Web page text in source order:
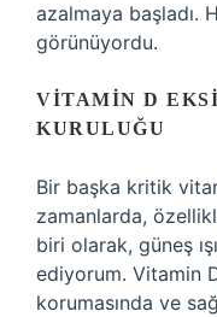
azalmaya başladı.
görünüyordu.
VITAMIN D
KURULUĞU
Bir başka kritik
zamanlarda,
biri olarak, güneş
ediyorum. Vitamin
korumasında ve